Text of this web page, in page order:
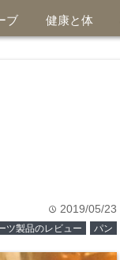
ブ 健康と体
time 2019/05/23
ツ製品のレビュー パン